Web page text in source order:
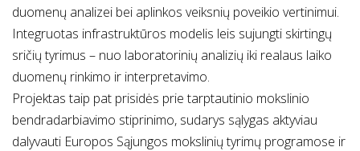
duomenų analizei bei aplinkos veiksnių poveikio vertinimui.
Integruotas infrastruktūros modelis leis sujungti skirtingų
sričių tyrimus – nuo laboratorinių analizių iki realaus laiko
duomenų rinkimo ir interpretavimo.
Projektas taip pat prisidės prie tarptautinio mokslinio
bendradarbiavimo stiprinimo, sudarys sąlygas aktyviau
dalyvauti Europos Sąjungos mokslinių tyrimų programose ir